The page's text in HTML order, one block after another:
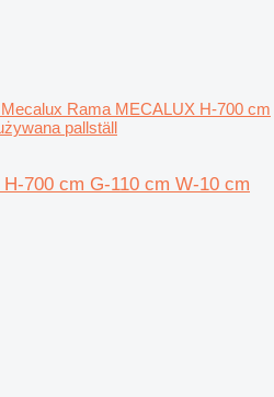
Mecalux Rama MECALUX H-700 cm
pallställ
700 cm G-110 cm W-10 cm